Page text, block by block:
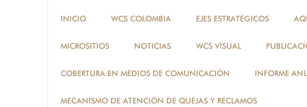
INICIO WCS COLOMBIA EJES ESTRATÉGICOS
MICROSITIOS NOTICIAS WCS VISUAL
COBERTURA EN MEDIOS DE COMUNICACIÓN INFORME
MECANISMO DE ATENCIÓN DE QUEJAS Y RECLAMOS